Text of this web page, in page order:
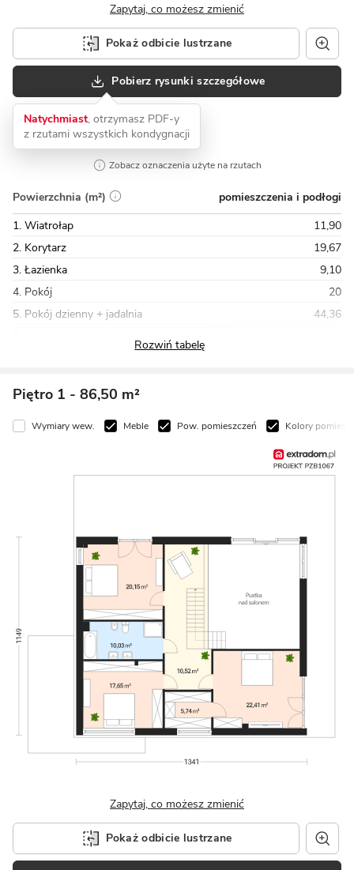
Zapytaj, co możesz zmienić
Pokaż odbicie lustrzane
Pobierz rysunki szczegółowe
Natychmiast, otrzymasz PDF-y
z rzutami wszystkich kondygnacji
Zobacz oznaczenia użyte na rzutach
Powierzchnia (m²)
pomieszczenia i podłogi
1. Wiatrołap
11,90
2. Korytarz
19,67
3. Łazienka
9,10
4. Pokój
20
5. Pokój dzienny + jadalnia
44,36
Piętro 1 - 86,50 m²
Wymiary wew. Meble Pow. pomieszczeń Kolory
Zapytaj, co możesz zmienić
Pokaż odbicie lustrzane